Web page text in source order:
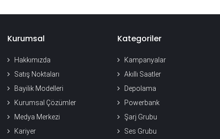
Kurumsal
Hakkımızda
Satış Noktaları
Bayilik Modelleri
Kurumsal Çözümler
Medya Merkezi
Kariyer
Kategoriler
Kampanyalar
Akıllı Saatler
Depolama
Powerbank
Şarj Grubu
Ses Grubu